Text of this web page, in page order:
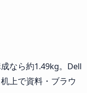
なら約1.49kg。Dell
上で資料・ブラウ